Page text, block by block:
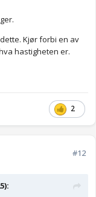
Kjør forbi en av
hastigheten er.
2
#12